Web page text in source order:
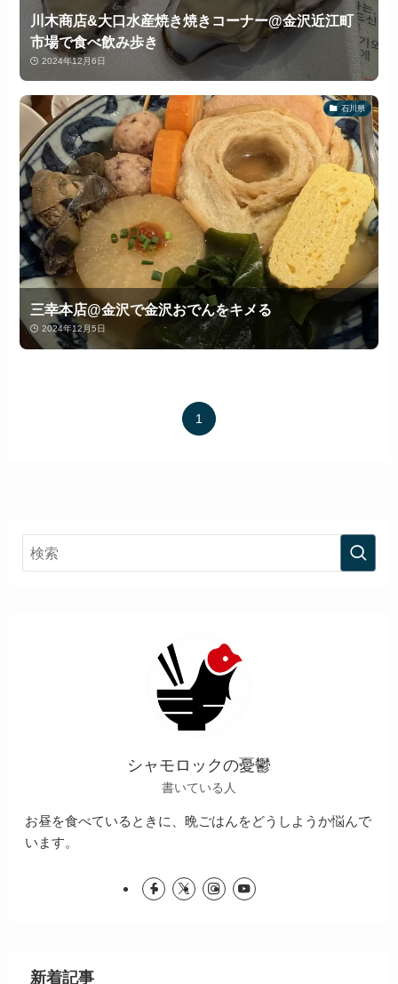
川木商店&大口水産焼き焼きコーナー@金沢近江町
市場で食べ飲み歩き
2024年12月6日
石川県
三幸本店@金沢で金沢おでんをキメる
2024年12月5日
1
シャモロックの憂鬱
書いている人
お昼を食べているときに、晩ごはんをどうしようか悩んで
います。
新着記事